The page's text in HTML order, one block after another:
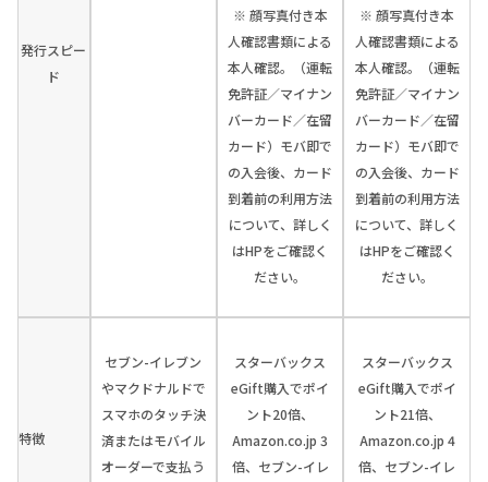
発行スピー
ド
※ 顔写真付き本
人確認書類による
本人確認。（運転
免許証／マイナン
バーカード／在留
カード）モバ即で
の入会後、カード
到着前の利用方法
について、詳しく
はHPをご確認く
ださい。
※ 顔写真付き本
人確認書類による
本人確認。（運転
免許証／マイナン
バーカード／在留
カード）モバ即で
の入会後、カード
到着前の利用方法
について、詳しく
はHPをご確認く
ださい。
特徴
セブン-イレブン
やマクドナルドで
スマホのタッチ決
済またはモバイル
オーダーで支払う
スターバックス
eGift購入でポイ
ント20倍、
Amazon.co.jp 3
倍、セブン-イレ
スターバックス
eGift購入でポイ
ント21倍、
Amazon.co.jp 4
倍、セブン-イレ